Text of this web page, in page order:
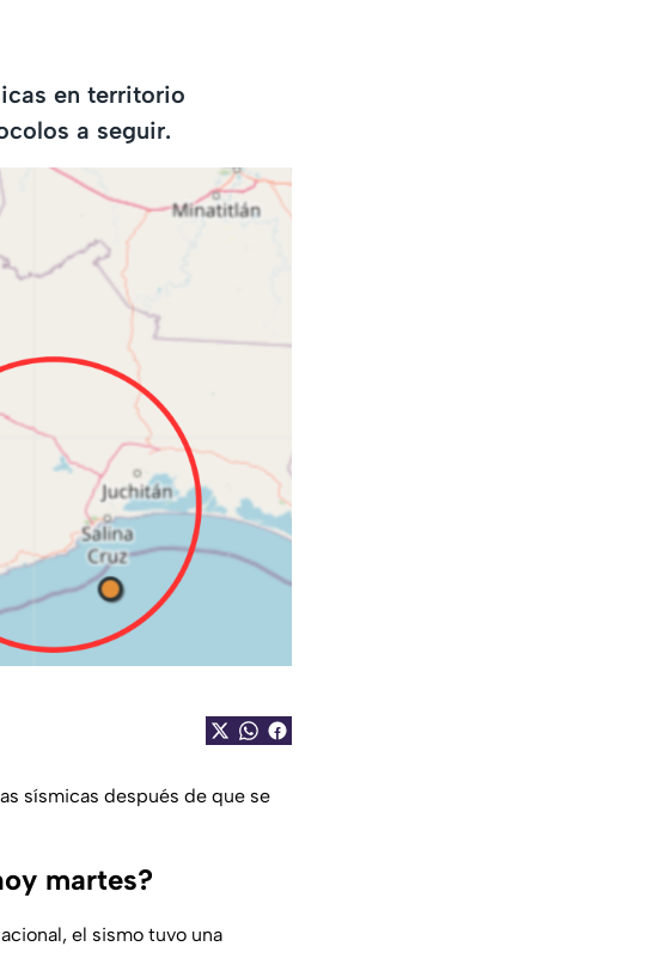
en territorio
a seguir.
sísmicas después de que se
martes?
el sismo tuvo una